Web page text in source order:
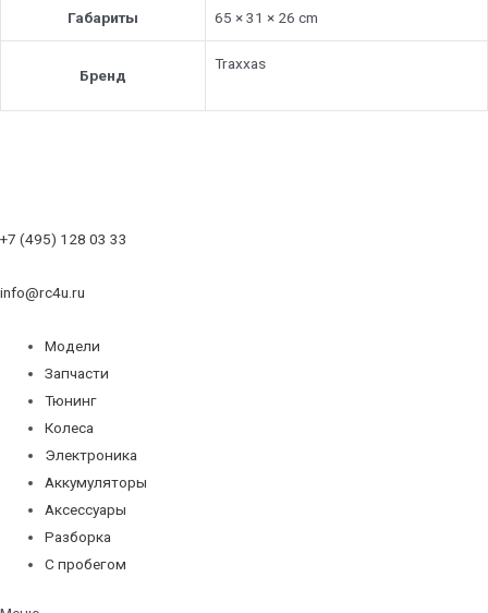
Габариты 65 × 31 × 26 cm
Бренд
Traxxas
+7 (495) 128 03 33
info@rc4u.ru
Модели
Запчасти
Тюнинг
Колеса
Электроника
Аккумуляторы
Аксессуары
Разборка
С пробегом